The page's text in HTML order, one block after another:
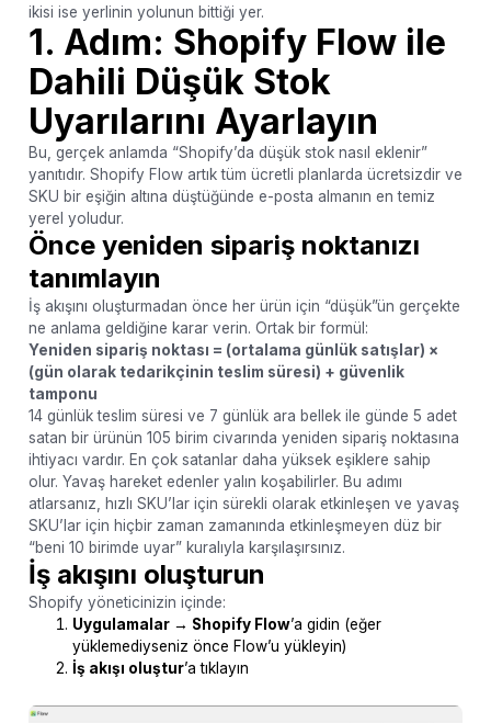
ikisi ise yerlinin yolunun bittiği yer.
1. Adım: Shopify Flow ile
Dahili Düşük Stok
Uyarılarını Ayarlayın
Bu, gerçek anlamda “Shopify’da düşük stok nasıl eklenir”
yanıtıdır. Shopify Flow artık tüm ücretli planlarda ücretsizdir ve
SKU bir eşiğin altına düştüğünde e-posta almanın en temiz
yerel yoludur.
Önce yeniden sipariş noktanızı
tanımlayın
İş akışını oluşturmadan önce her ürün için “düşük”ün gerçekte
ne anlama geldiğine karar verin. Ortak bir formül:
Yeniden sipariş noktası = (ortalama günlük satışlar) ×
(gün olarak tedarikçinin teslim süresi) + güvenlik
tamponu
14 günlük teslim süresi ve 7 günlük ara bellek ile günde 5 adet
satan bir ürünün 105 birim civarında yeniden sipariş noktasına
ihtiyacı vardır. En çok satanlar daha yüksek eşiklere sahip
olur. Yavaş hareket edenler yalın koşabilirler. Bu adımı
atlarsanız, hızlı SKU’lar için sürekli olarak etkinleşen ve yavaş
SKU’lar için hiçbir zaman zamanında etkinleşmeyen düz bir
“beni 10 birimde uyar” kuralıyla karşılaşırsınız.
İş akışını oluşturun
Shopify yöneticinizin içinde:
Uygulamalar → Shopify Flow’a gidin (eğer
yüklemediyseniz önce Flow’u yükleyin)
İş akışı oluştur’a tıklayın